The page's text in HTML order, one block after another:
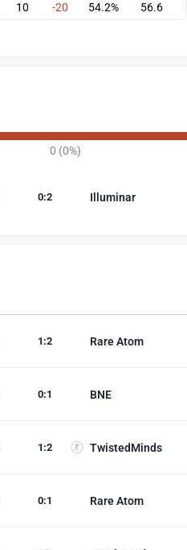
10 -20 54.2% 56.6
0 (0%)
Illuminar
0:2
Rare Atom
1 :2
BNE
0:1
TwistedMinds
1 :2
Rare Atom
0:1